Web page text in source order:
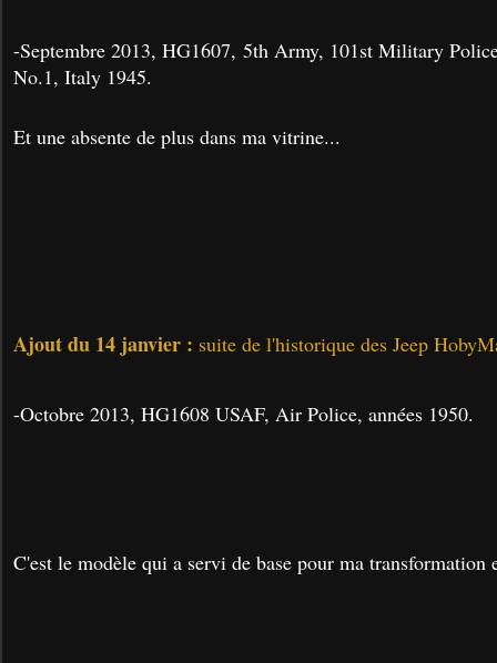
-Septembre 2013, HG1607, 5th Army, 101st Military
No.1, Italy 1945.
Et une absente de plus dans ma vitrine...
Ajout du 14 janvier : suite de l'historique des Jeep
-Octobre 2013, HG1608 USAF, Air Police, années 1950.
C'est le modèle qui a servi de base pour ma transformation